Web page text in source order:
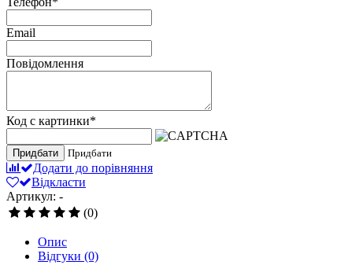
Email
Повідомлення
Код с картинки*
Придбати Придбати
Додати до порівняння
Відкласти
Артикул: -
(0)
Опис
Відгуки (0)